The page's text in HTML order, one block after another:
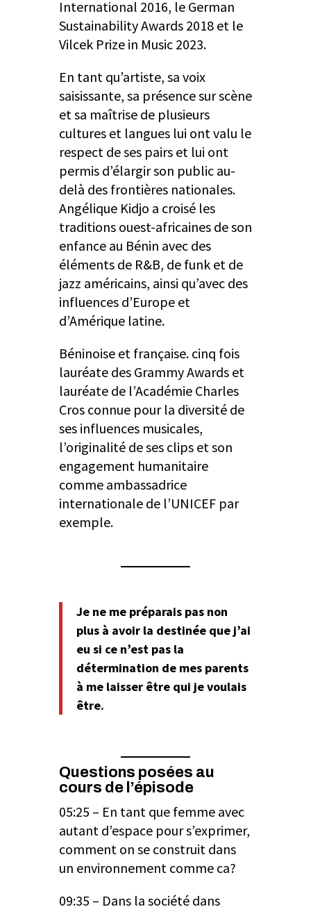
International 2016, le German
Sustainability Awards 2018 et le
Vilcek Prize in Music 2023.
En tant qu’artiste, sa voix
saisissante, sa présence sur scène
et sa maîtrise de plusieurs
cultures et langues lui ont valu le
respect de ses pairs et lui ont
permis d’élargir son public au-
delà des frontières nationales.
Angélique Kidjo a croisé les
traditions ouest-africaines de son
enfance au Bénin avec des
éléments de R&B, de funk et de
jazz américains, ainsi qu’avec des
influences d’Europe et
d’Amérique latine.
Béninoise et française. cinq fois
lauréate des Grammy Awards et
lauréate de l’Académie Charles
Cros connue pour la diversité de
ses influences musicales,
l’originalité de ses clips et son
engagement humanitaire
comme ambassadrice
internationale de l’UNICEF par
exemple.
Je ne me préparais pas non
plus à avoir la destinée que j’ai
eu si ce n’est pas la
détermination de mes parents
à me laisser être qui je voulais
être.
Questions posées au
cours de l’épisode
05:25 – En tant que femme avec
autant d’espace pour s’exprimer,
comment on se construit dans
un environnement comme ca?
09:35 – Dans la société dans